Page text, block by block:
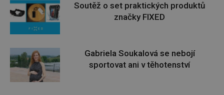
Soutěž o set praktických produktů
značky FIXED
Gabriela Soukalová se nebojí
sportovat ani v těhotenství